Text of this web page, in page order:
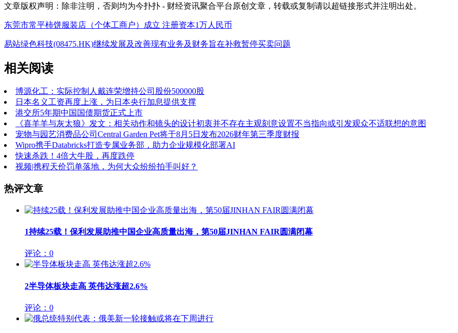
文章版权声明：除非注明，否则均为今扑扑 - 财经资讯聚合平台 原创文章，转载或复制请以超链接形式并注明出处。
东莞市常平柿饼服装店（个体工商户）成立 注册资本1万人民币
易站绿色科技(08475.HK)继续发展及改善现有业务及财务旨在补救暂停买卖问题
相关阅读
博源化工：实际控制人戴连荣增持公司股份500000股
日本名义工资再度上涨，为日本央行加息提供支撑
港交所5年期中国国债期货正式上市
《喜羊羊与灰太狼》发文：相关动作和镜头的设计初衷并不存在主观刻意设置不当指向或引发观众不适联想的意图
宠物与园艺消费品公司Central Garden Pet将于8月5日发布2026财年第三季度财报
Wipro携手Databricks打造专属业务部，助力企业规模化部署AI
快速杀跌！4倍大牛股，再度跌停
视频|携程天价罚单落地，为何大众纷纷拍手叫好？
热评文章
1持续25载！保利发展助推中国企业高质量出海，第50届JINHAN FAIR圆满闭幕
评论：0
2半导体板块走高 英伟达涨超2.6%
评论：0